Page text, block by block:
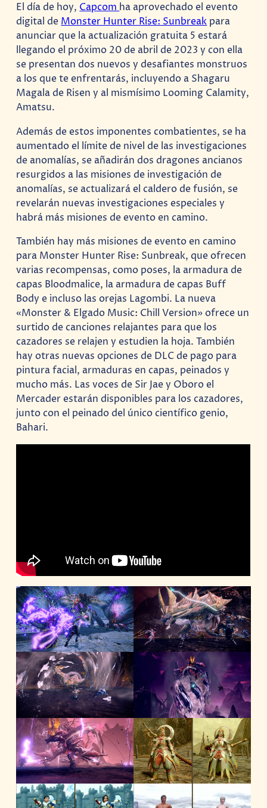
El día de hoy,Capcomha aprovechado el evento
digital deMonster Hunter Rise: Sunbreakpara
anunciar que la actualización gratuita 5 estará
llegando el próximo 20 de abril de 2023 y con ella
se presentan dos nuevos y desafiantes monstruos
a los que te enfrentarás, incluyendo a Shagaru
Magala de Risen y al mismísimo Looming Calamity,
Amatsu.
Además de estos imponentes combatientes, se ha
aumentado el límite de nivel de las investigaciones
de anomalías, se añadirán dos dragones ancianos
resurgidos a las misiones de investigación de
anomalías, se actualizará el caldero de fusión, se
revelarán nuevas investigaciones especiales y
habrá más misiones de evento en camino.
También hay más misiones de evento en camino
para Monster Hunter Rise: Sunbreak, que ofrecen
varias recompensas, como poses, la armadura de
capas Bloodmalice, la armadura de capas Buff
Body e incluso las orejas Lagombi. La nueva
«Monster & Elgado Music: Chill Version» ofrece un
surtido de canciones relajantes para que los
cazadores se relajen y estudien la hoja. También
hay otras nuevas opciones de DLC de pago para
pintura facial, armaduras en capas, peinados y
mucho más. Las voces de Sir Jae y Oboro el
Mercader estarán disponibles para los cazadores,
junto con el peinado del único científico genio,
Bahari.